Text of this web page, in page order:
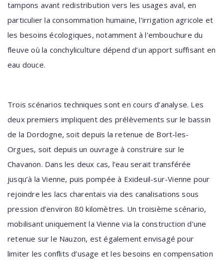
tampons avant redistribution vers les usages aval, en
particulier la consommation humaine, l’irrigation agricole et
les besoins écologiques, notamment à l’embouchure du
fleuve où la conchyliculture dépend d’un apport suffisant en
eau douce.
Trois scénarios techniques sont en cours d’analyse. Les
deux premiers impliquent des prélèvements sur le bassin
de la Dordogne, soit depuis la retenue de Bort-les-
Orgues, soit depuis un ouvrage à construire sur le
Chavanon. Dans les deux cas, l’eau serait transférée
jusqu’à la Vienne, puis pompée à Exideuil-sur-Vienne pour
rejoindre les lacs charentais via des canalisations sous
pression d’environ 80 kilomètres. Un troisième scénario,
mobilisant uniquement la Vienne via la construction d’une
retenue sur le Nauzon, est également envisagé pour
limiter les conflits d’usage et les besoins en compensation